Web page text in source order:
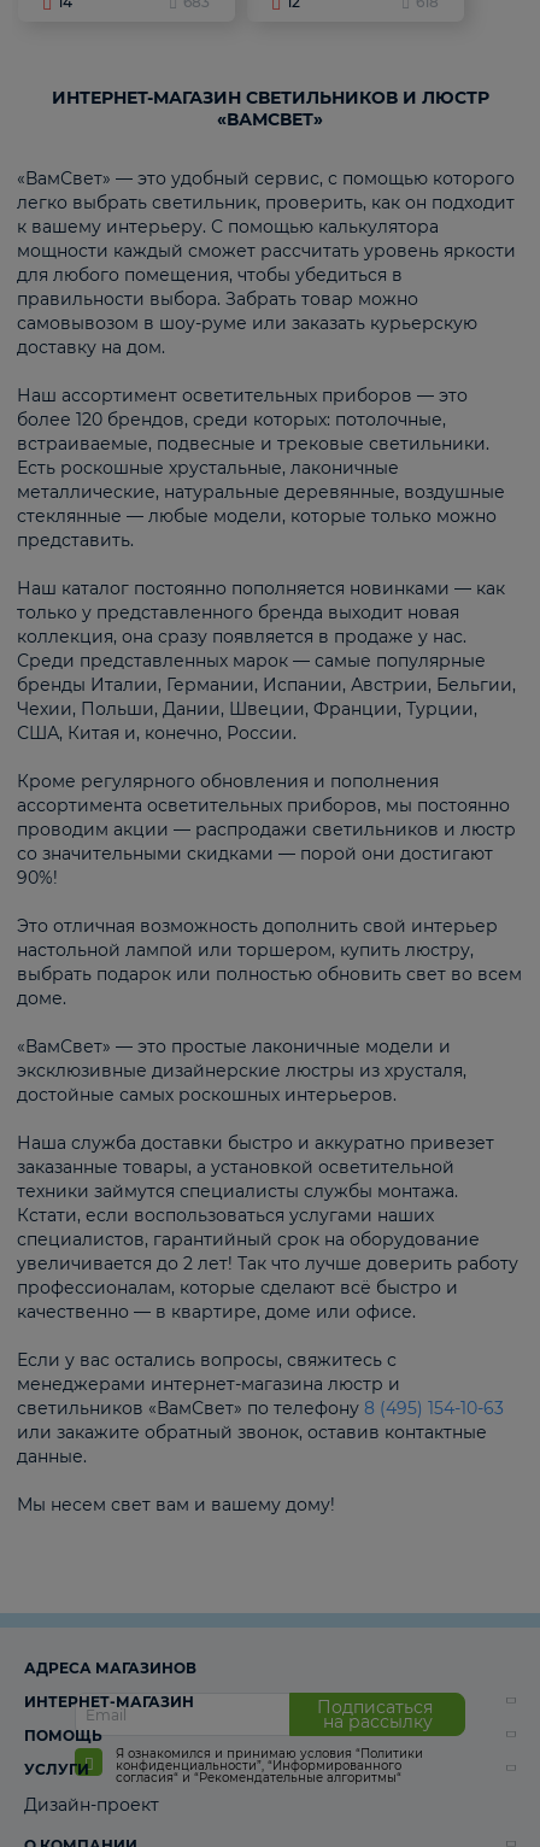
ИНТЕРНЕТ-МАГАЗИН СВЕТИЛЬНИКОВ И ЛЮСТР
«ВАМСВЕТ»
«ВамСвет» — это удобный сервис, с помощью которого
легко выбрать светильник, проверить, как он подходит
к вашему интерьеру. С помощью калькулятора
мощности каждый сможет рассчитать уровень яркости
для любого помещения, чтобы убедиться в
правильности выбора. Забрать товар можно
самовывозом в шоу-руме или заказать курьерскую
доставку на дом.
Наш ассортимент осветительных приборов — это
более 120 брендов, среди которых: потолочные,
встраиваемые, подвесные и трековые светильники.
Есть роскошные хрустальные, лаконичные
металлические, натуральные деревянные, воздушные
стеклянные — любые модели, которые только можно
представить.
Наш каталог постоянно пополняется новинками — как
только у представленного бренда выходит новая
коллекция, она сразу появляется в продаже у нас.
Среди представленных марок — самые популярные
бренды Италии, Германии, Испании, Австрии, Бельгии,
Чехии, Польши, Дании, Швеции, Франции, Турции,
США, Китая и, конечно, России.
Кроме регулярного обновления и пополнения
ассортимента осветительных приборов, мы постоянно
проводим акции — распродажи светильников и люстр
со значительными скидками — порой они достигают
90%!
Это отличная возможность дополнить свой интерьер
настольной лампой или торшером, купить люстру,
выбрать подарок или полностью обновить свет во всем
доме.
«ВамСвет» — это простые лаконичные модели и
эксклюзивные дизайнерские люстры из хрусталя,
достойные самых роскошных интерьеров.
Наша служба доставки быстро и аккуратно привезет
заказанные товары, а установкой осветительной
техники займутся специалисты службы монтажа.
Кстати, если воспользоваться услугами наших
специалистов, гарантийный срок на оборудование
увеличивается до 2 лет! Так что лучше доверить работу
профессионалам, которые сделают всё быстро и
качественно — в квартире, доме или офисе.
Если у вас остались вопросы, свяжитесь с
менеджерами интернет-магазина люстр и
светильников «ВамСвет» по телефону 8 (495) 154-10-63
или закажите обратный звонок, оставив контактные
данные.
Мы несем свет вам и вашему дому!
Подписаться
на рассылку
Я ознакомился и принимаю условия “Политики
конфиденциальности”, “Информированного
согласия“ и “Рекомендательные алгоритмы“
АДРЕСА МАГАЗИНОВ
ИНТЕРНЕТ-МАГАЗИН
ПОМОЩЬ
УСЛУГИ
Дизайн-проект